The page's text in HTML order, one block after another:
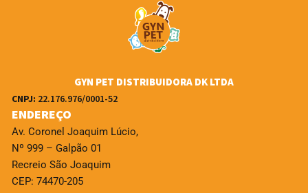
GYN PET DISTRIBUIDORA DK LTDA
CNPJ: 22.176.976/0001-52
ENDEREÇO
Av. Coronel Joaquim Lúcio,
Nº 999 – Galpão 01
Recreio São Joaquim
CEP: 74470-205